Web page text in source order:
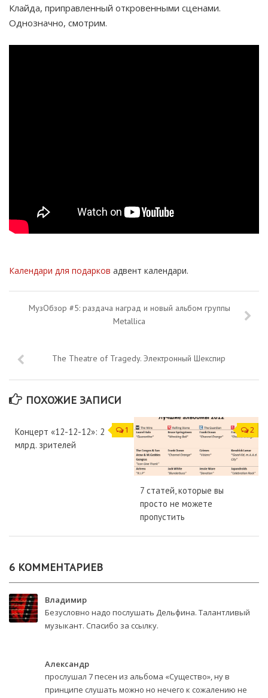
Клайда, приправленный откровенными сценами.
Однозначно, смотрим.
Календари для подарков адвент календари.
МузОбзор #5: раздача наград и новый альбом группы
Metallica
The Theatre of Tragedy. Электронный Шекспир
ПОХОЖИЕ ЗАПИСИ
1
Концерт «12-12-12»: 2
млрд. зрителей
2
7 статей, которые вы
просто не можете
пропустить
6 КОММЕНТАРИЕВ
Владимир
Безусловно надо послушать Дельфина. Талантливый
музыкант. Спасибо за ссылку.
Александр
прослушал 7 песен из альбома «Существо», ну в
принципе слушать можно но нечего к сожалению не